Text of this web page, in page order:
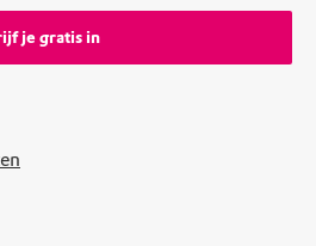
je gratis in